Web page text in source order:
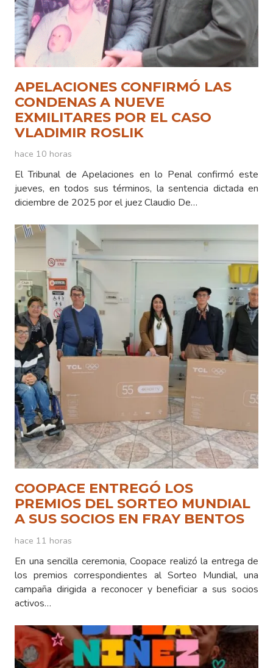
APELACIONES CONFIRMÓ LAS
CONDENAS A NUEVE
EXMILITARES POR EL CASO
VLADIMIR ROSLIK
hace 10 horas
El Tribunal de Apelaciones en lo Penal confirmó este
jueves, en todos sus términos, la sentencia dictada en
diciembre de 2025 por el juez Claudio De…
COOPACE ENTREGÓ LOS
PREMIOS DEL SORTEO MUNDIAL
A SUS SOCIOS EN FRAY BENTOS
hace 11 horas
En una sencilla ceremonia, Coopace realizó la entrega de
los premios correspondientes al Sorteo Mundial, una
campaña dirigida a reconocer y beneficiar a sus socios
activos…